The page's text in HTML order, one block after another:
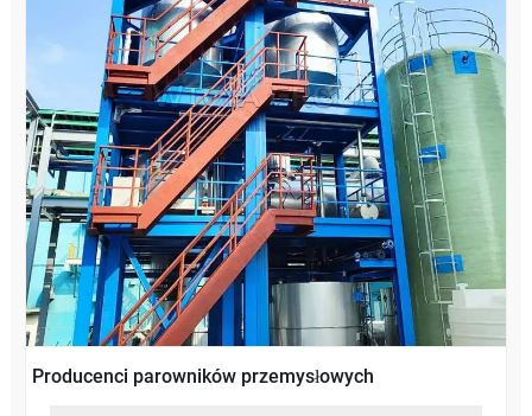
Producenci parowników przemysłowych